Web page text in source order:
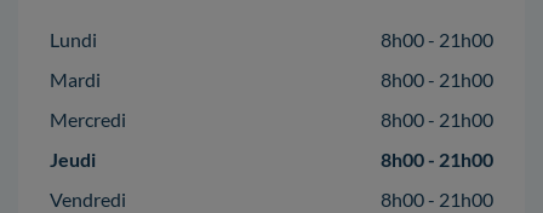
Lundi
8h00 - 21h00
Mardi
8h00 - 21h00
Mercredi
8h00 - 21h00
Jeudi
8h00 - 21h00
Vendredi
8h00 - 21h00